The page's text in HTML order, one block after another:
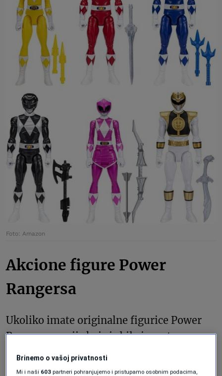
Foto: Amazon
Akcione figure Power
Rangersa
Ukoliko imate originalne figurice Power
Rangersa, serije koja je bila izuzetno
popularna početkom devedesetih godina,
mogli biste zaradititi solidan novac od
Brinemo o vašoj privatnosti
Mi i naši 603 partneri pohranjujemo i pristupamo osobnim podacima,